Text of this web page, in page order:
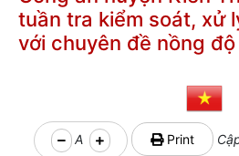
tuần tra kiểm soát, xử
với chuyên đề nồng
A Print